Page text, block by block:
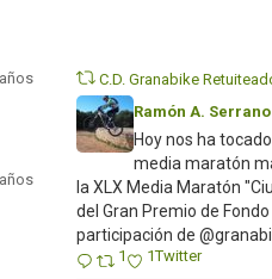
C.D. Granabike
Ramón A. Serrano
Hoy nos ha
media maratón
la XLX Media Maratón
del Gran Premio de
participación de
1 1Twitter